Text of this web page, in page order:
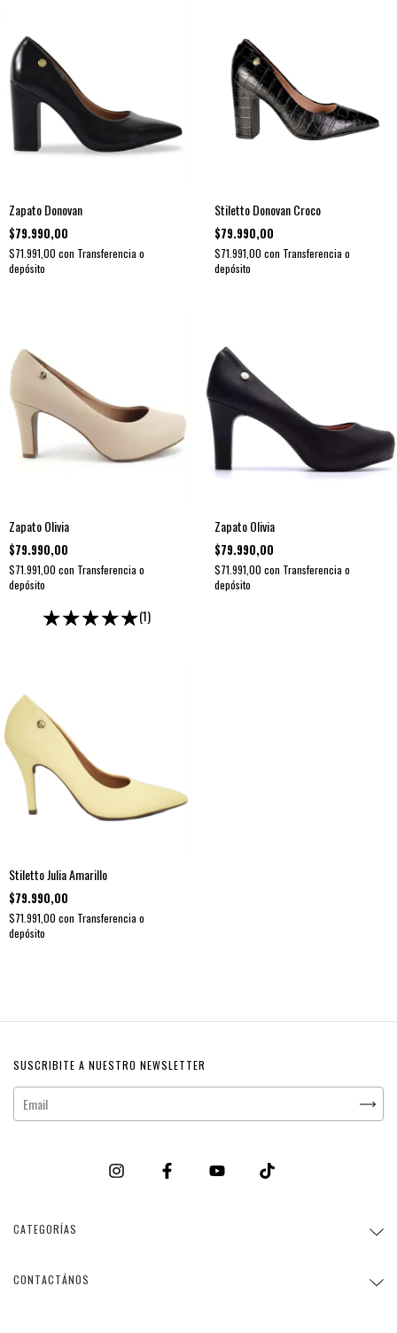
Zapato Donovan
$79.990,00
$71.991,00 con Transferencia o
depósito
Stiletto Donovan Croco
$79.990,00
$71.991,00 con Transferencia o
depósito
Zapato Olivia
$79.990,00
$71.991,00 con Transferencia o
depósito
(1)
Zapato Olivia
$79.990,00
$71.991,00 con Transferencia o
depósito
Stiletto Julia Amarillo
$79.990,00
$71.991,00 con Transferencia o
depósito
SUSCRIBITE A NUESTRO NEWSLETTER
CATEGORÍAS
CONTACTÁNOS